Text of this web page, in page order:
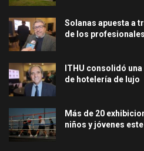
Solanas apuesta a
de los
ITHU consolidó
de hotelería de lujo
Más de 20
niños y jóvenes